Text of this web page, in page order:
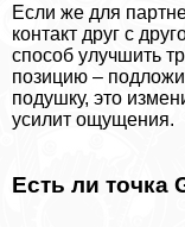
Если же для
контакт друг с
способ улучшить
позицию –
подушку, это
усилит ощущения.
Есть ли точка